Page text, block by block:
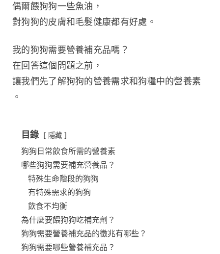
偶爾餵狗狗一些魚油，
對狗狗的皮膚和毛髮健康都有好處。
我的狗狗需要營養補充品嗎？
在回答這個問題之前，
讓我們先了解狗狗的營養需求和狗糧中的營養素
。
目錄 隱藏
狗狗日常飲食所需的營養素
哪些狗狗需要補充營養品？
特殊生命階段的狗狗
有特殊需求的狗狗
飲食不均衡
為什麼要餵狗狗吃補充劑？
狗狗需要營養補充品的徵兆有哪些？
狗狗需要哪些營養補充品？